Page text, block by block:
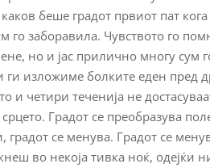
беше градот првиот пат кога
го заборавила. Чувството го
но и јас прилично многу сум
изложиме болките еден пред
четири теченија не
Градот се преобразува
се менува. Градот се
во некоја тивка ноќ, одејќи